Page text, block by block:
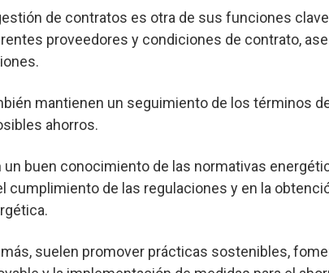
de contratos es otra de sus funciones
proveedores y condiciones de contrato,
mantienen un seguimiento de los términos
ahorros.
un buen conocimiento de las normativas
cumplimiento de las regulaciones y en la
suelen promover prácticas sostenibles,